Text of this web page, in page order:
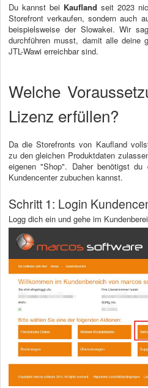
Du kannst bei Kaufland seit 2023
Storefront verkaufen, sondern auch
beispielsweise der Slowakei. Wir
durchführen musst, damit alle deine
JTL-Wawi erreichbar sind.
Welche
Lizenz erfüllen?
Da die Storefronts von Kaufland
zu den gleichen Produktdaten
eigenen "Shop". Daher benötigst
Kundencenter zubuchen kannst.
Schritt 1: Login
Logg dich ein und gehe im